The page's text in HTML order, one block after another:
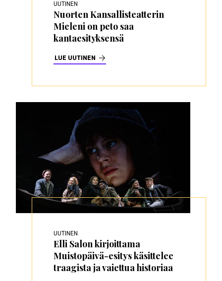
UUTINEN
Nuorten Kansallisteatterin
Mieleni on peto saa
kantaesityksensä
LUE UUTINEN
UUTINEN
Elli Salon kirjoittama
Muistopäivä-esitys käsittelee
traagista ja vaiettua historiaa